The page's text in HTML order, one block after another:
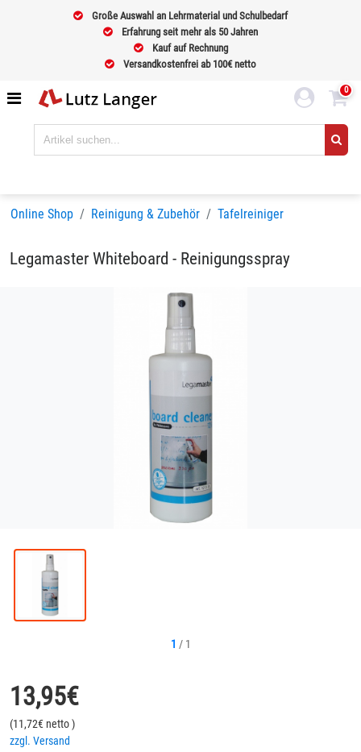
Große Auswahl an Lehrmaterial und Schulbedarf
Erfahrung seit mehr als 50 Jahren
Kauf auf Rechnung
Versandkostenfrei ab 100€ netto
0
Online Shop Reinigung & Zubehör Tafelreiniger
Legamaster Whiteboard - Reinigungsspray
1 / 1
13,95€
(11,72€ netto)
zzgl. Versand